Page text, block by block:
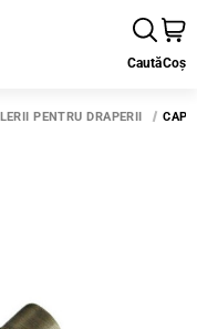
CautăCoș
PENTRU DRAPERII CAP